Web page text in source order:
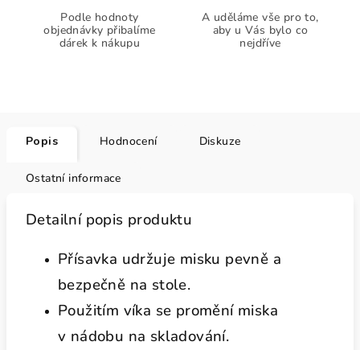
Podle hodnoty
objednávky přibalíme
dárek k nákupu
A uděláme vše pro to,
aby u Vás bylo co
nejdříve
Popis Hodnocení Diskuze
Ostatní informace
Detailní popis produktu
Přísavka udržuje misku pevně a
bezpečně na stole.
Použitím víka se promění miska
v nádobu na skladování.